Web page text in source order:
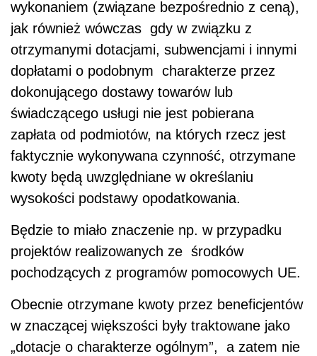
wykonaniem (związane bezpośrednio z ceną),
jak również wówczas gdy w związku z
otrzymanymi dotacjami, subwencjami i innymi
dopłatami o podobnym charakterze przez
dokonującego dostawy towarów lub
świadczącego usługi nie jest pobierana
zapłata od podmiotów, na których rzecz jest
faktycznie wykonywana czynność, otrzymane
kwoty będą uwzględniane w określaniu
wysokości podstawy opodatkowania.
Będzie to miało znaczenie np. w przypadku
projektów realizowanych ze środków
pochodzących z programów pomocowych UE.
Obecnie otrzymane kwoty przez beneficjentów
w znaczącej większości były traktowane jako
„dotacje o charakterze ogólnym”, a zatem nie